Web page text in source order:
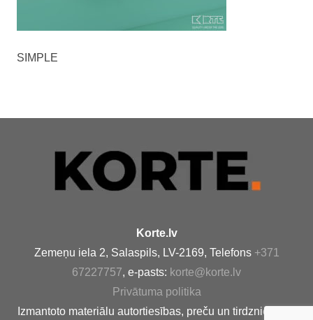
SIMPLE
Korte.lv
Zemeņu iela 2, Salaspils, LV-2169, Telefons +371
67227757, e-pasts: korte@korte.lv
Privātuma politika
Izmantoto materiālu autortiesības, preču un tirdzniecības